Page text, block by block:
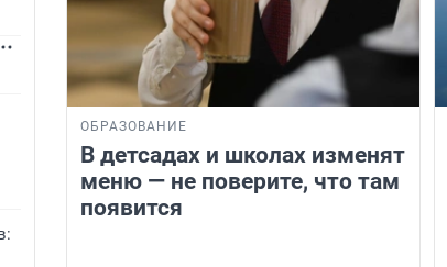
ОБРАЗОВАНИЕ
В детсадах и школах изменят
меню — не поверите, что там
появится